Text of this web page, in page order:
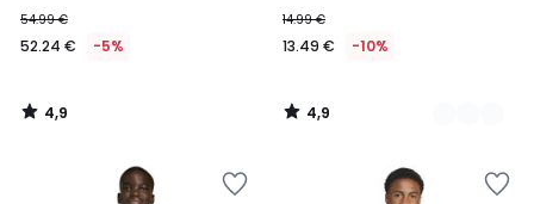
54.99 €
52.24 € -5%
4,9
/
14.99 €
13.49 € -10%
4,9
/